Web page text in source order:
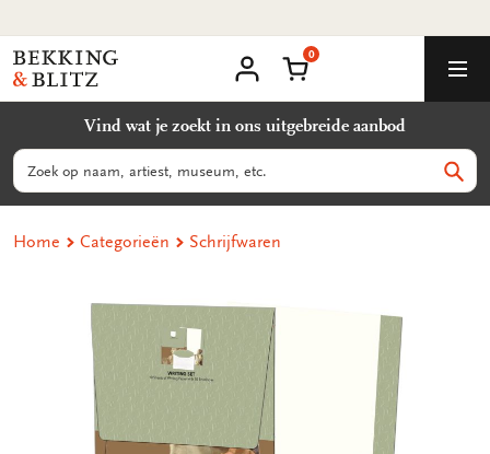
naar
content
Bekking
&
B.V.
account
Winkelmand
0
Vind wat je zoekt in ons uitgebreide aanbod
Zoeken
Home Categorieën Schrijfwaren